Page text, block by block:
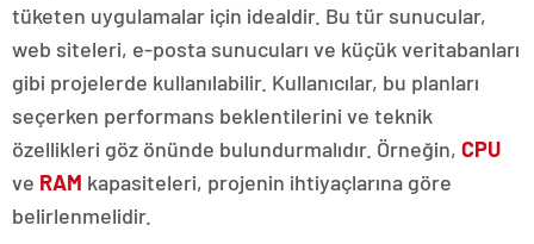
tüketen uygulamalar için idealdir. Bu tür sunucular,
web siteleri, e-posta sunucuları ve küçük veritabanları
gibi projelerde kullanılabilir. Kullanıcılar, bu planları
seçerken performans beklentilerini ve teknik
özellikleri göz önünde bulundurmalıdır. Örneğin, CPU
ve RAM kapasiteleri, projenin ihtiyaçlarına göre
belirlenmelidir.